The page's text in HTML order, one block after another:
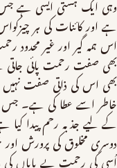
وہی ایک ہستی ایسی ہے جس
ہے اور کائنات کی ہر
اس ہمہ گیر اور غیر محدود
بھی صفت رحمت پائی
بھی اس کی ذاتی صفت
خاطر اسے عطا کی ہے۔ جس
کے لیے جذبہ رحم پیدا کیا
دوسری مخلوق کی پرورش اور
اُسی کی رحمت بے پایاں